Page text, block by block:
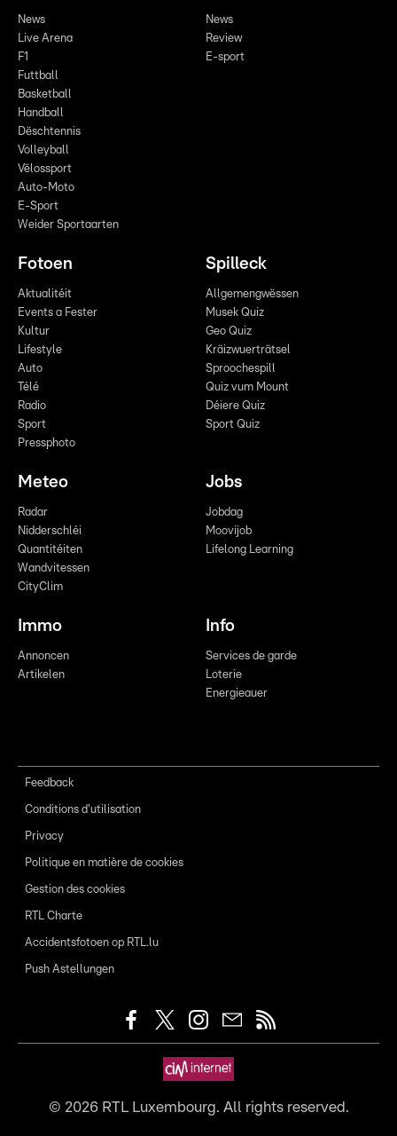
News
Live Arena
F1
Futtball
Basketball
Handball
Dëschtennis
Volleyball
Vëlossport
Auto-Moto
E-Sport
Weider Sportaarten
News
Review
E-sport
Fotoen
Aktualitéit
Events a Fester
Kultur
Lifestyle
Auto
Télé
Radio
Sport
Pressphoto
Spilleck
Allgemengwëssen
Musek Quiz
Geo Quiz
Kräizwuerträtsel
Sproochespill
Quiz vum Mount
Déiere Quiz
Sport Quiz
Meteo
Radar
Nidderschléi
Quantitéiten
Wandvitessen
CityClim
Jobs
Jobdag
Moovijob
Lifelong Learning
Immo
Annoncen
Artikelen
Info
Services de garde
Loterie
Energieauer
Feedback
Conditions d'utilisation
Privacy
Politique en matière de cookies
Gestion des cookies
RTL Charte
Accidentsfotoen op RTL.lu
Push Astellungen
© 2026RTL Luxembourg. All rights reserved.